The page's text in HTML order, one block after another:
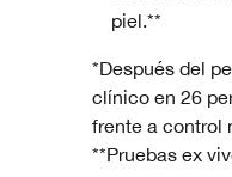
piel.**
*Después del
clínico en 26
frente a control
**Pruebas ex